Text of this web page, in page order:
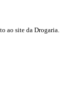
ao site da Drogaria.